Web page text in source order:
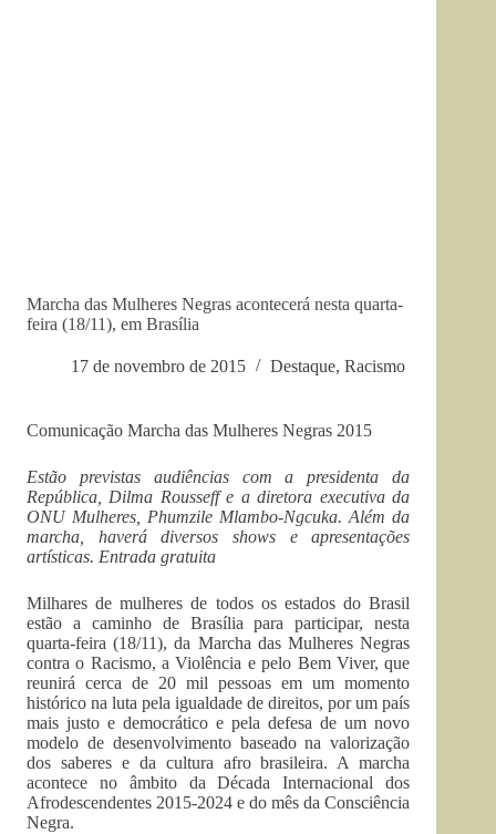
Marcha das Mulheres Negras acontecerá nesta quarta-
feira (18/11), em Brasília
17 de novembro de 2015 Destaque, Racismo
Comunicação Marcha das Mulheres Negras 2015
Estão previstas audiências com a presidenta da
República, Dilma Rousseff e a diretora executiva da
ONU Mulheres, Phumzile Mlambo-Ngcuka.Além da
marcha, haverá diversos shows e apresentações
artísticas. Entrada gratuita
Milhares de mulheres de todos os estados do Brasil
estão a caminho de Brasília para participar, nesta
quarta-feira (18/11), da Marcha das Mulheres Negras
contra o Racismo, a Violência e pelo Bem Viver, que
reunirá cerca de 20 mil pessoas em um momento
histórico na luta pela igualdade de direitos, por um país
mais justo e democrático e pela defesa de um novo
modelo de desenvolvimento baseado na valorização
dos saberes e da cultura afro brasileira. A marcha
acontece no âmbito da Década Internacional dos
Afrodescendentes 2015-2024 e do mês da Consciência
Negra.